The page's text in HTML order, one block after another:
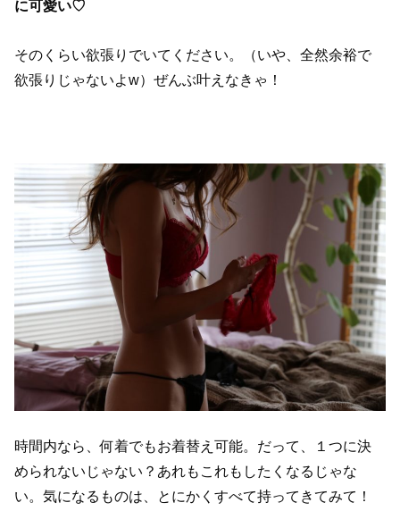
に可愛い♡
そのくらい欲張りでいてください。（いや、全然余裕で
欲張りじゃないよw）ぜんぶ叶えなきゃ！
時間内なら、何着でもお着替え可能。だって、１つに決
められないじゃない？あれもこれもしたくなるじゃな
い。気になるものは、とにかくすべて持ってきてみて！